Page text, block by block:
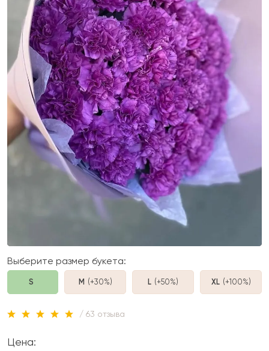
Выберите размер букета:
S M (+30%) L (+50%) XL (+100%)
/ 63 отзыва
Цена: